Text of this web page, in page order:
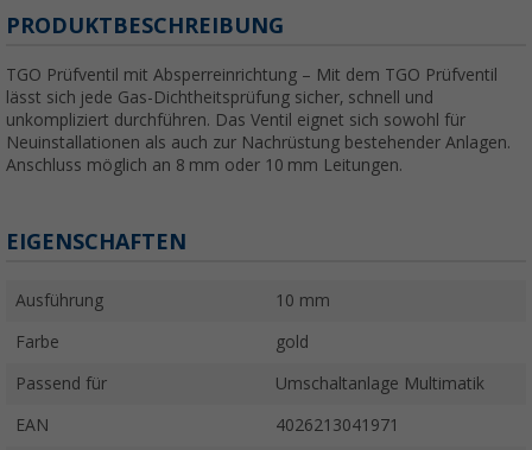
PRODUKTBESCHREIBUNG
TGO Prüfventil mit Absperreinrichtung – Mit dem TGO Prüfventil
lässt sich jede Gas-Dichtheitsprüfung sicher, schnell und
unkompliziert durchführen. Das Ventil eignet sich sowohl für
Neuinstallationen als auch zur Nachrüstung bestehender Anlagen.
Anschluss möglich an 8 mm oder 10 mm Leitungen.
EIGENSCHAFTEN
Ausführung 10 mm
Farbe gold
Passend für Umschaltanlage Multimatik
EAN 4026213041971